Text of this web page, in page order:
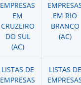
EMPRESAS
EM
CRUZEIRO
DO SUL
(AC)
EM RIO
BRANCO
(AC)
LISTAS DE
EMPRESAS
LISTAS DE